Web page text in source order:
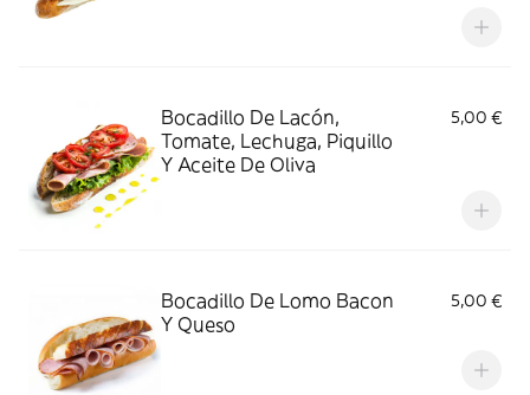
Bocadillo De Lacón,
Tomate, Lechuga, Piquillo
Y Aceite De Oliva
5,00 €
Bocadillo De Lomo Bacon
Y Queso
5,00 €